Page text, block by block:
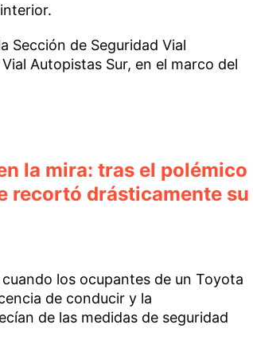
Sección de Seguridad Vial
Autopistas Sur, en el marco del
la mira: tras el polémico
recortó drásticamente su
los ocupantes de un Toyota
de conducir y la
de las medidas de seguridad